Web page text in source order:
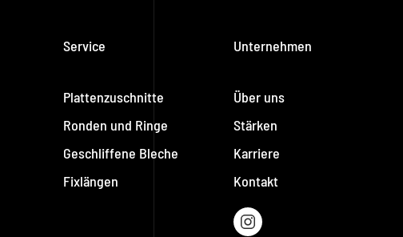
Service
Plattenzuschnitte
Ronden und Ringe
Geschliffene Bleche
Fixlängen
Unternehmen
Über uns
Stärken
Karriere
Kontakt